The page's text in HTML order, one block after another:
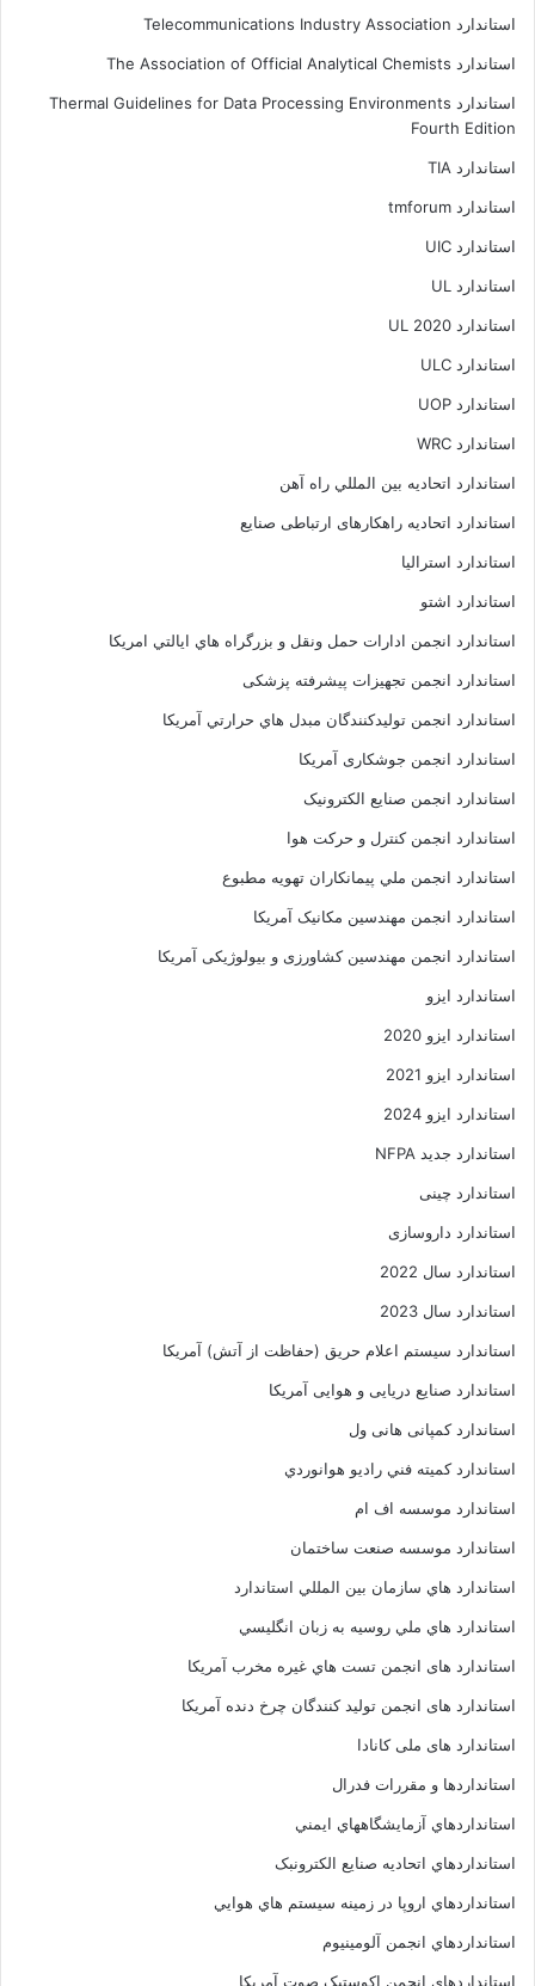
استاندارد Telecommunications Industry Association
استاندارد The Association of Official Analytical Chemists
استاندارد Thermal Guidelines for Data Processing Environments
Fourth Edition
استاندارد TIA
استاندارد tmforum
استاندارد UIC
استاندارد UL
استاندارد UL 2020
استاندارد ULC
استاندارد UOP
استاندارد WRC
استاندارد اتحاديه بين المللي راه آهن
استاندارد اتحادیه راهکارهای ارتباطی صنایع
استاندارد استرالیا
استاندارد اشتو
استاندارد انجمن ادارات حمل ونقل و بزرگراه هاي ايالتي امريکا
استاندارد انجمن تجهیزات پیشرفته پزشکی
استاندارد انجمن توليدکنندگان مبدل هاي حرارتي آمريکا
استاندارد انجمن جوشکاری آمریکا
استاندارد انجمن صنايع الکترونيک
استاندارد انجمن کنترل و حرکت هوا
استاندارد انجمن ملي پيمانکاران تهويه مطبوع
استاندارد انجمن مهندسين مکانيک آمريکا
استاندارد انجمن مهندسین کشاورزی و بیولوژیکی آمریکا
استاندارد ایزو
استاندارد ایزو 2020
استاندارد ایزو 2021
استاندارد ایزو 2024
استاندارد جدید NFPA
استاندارد چینی
استاندارد داروسازی
استاندارد سال 2022
استاندارد سال 2023
استاندارد سیستم اعلام حریق (حفاظت از آتش) آمریکا
استاندارد صنایع دریایی و هوایی آمریکا
استاندارد کمپانی هانی ول
استاندارد کميته فني راديو هوانوردي
استاندارد موسسه اف ام
استاندارد موسسه صنعت ساختمان
استاندارد هاي سازمان بين المللي استاندارد
استاندارد هاي ملي روسيه به زبان انگليسي
استاندارد های انجمن تست هاي غيره مخرب آمريکا
استاندارد های انجمن توليد کنندگان چرخ دنده آمريکا
استاندارد های ملی کانادا
استانداردها و مقررات فدرال
استانداردهاي آزمايشگاههاي ايمني
استانداردهاي اتحاديه صنايع الکترونبک
استانداردهاي اروپا در زمينه سيستم هاي هوايي
استانداردهاي انجمن آلومينيوم
استانداردهاي انجمن اکوستيک صوت آمريکا